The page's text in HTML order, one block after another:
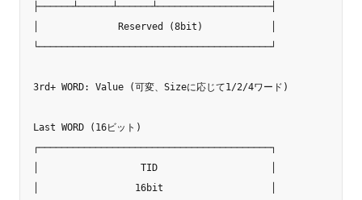
├──────┴──────┴──────┴────────────────────┤
│              Reserved (8bit)            │
└─────────────────────────────────────────┘
3rd+ WORD: Value (可変、Sizeに応じて1/2/4ワード)
Last WORD (16ビット)
┌─────────────────────────────────────────┐
│                  TID                    │
│                 16bit                   │